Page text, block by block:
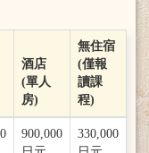
酒店
(單人
房)
無住宿
(僅報
讀課
程)
900,000
330,000